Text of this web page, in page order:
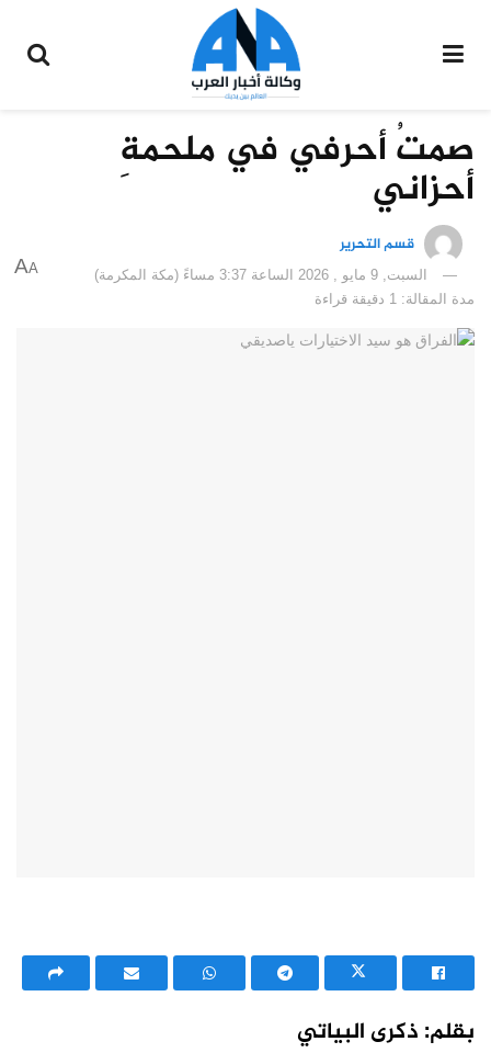
صمتُ أحرفي في ملحمةِ
أحزاني
قسم التحرير
السبت, 9 مايو , 2026 الساعة 3:37 مساءً (مكة المكرمة)
مدة المقالة: 1 دقيقة قراءة
A
A
بقلم: ذكرى البياتي